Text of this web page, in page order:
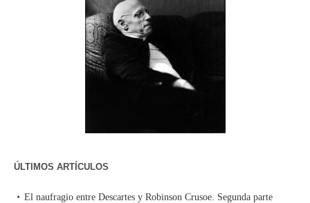
ÚLTIMOS ARTÍCULOS
El naufragio entre Descartes y Robinson Crusoe. Segunda parte